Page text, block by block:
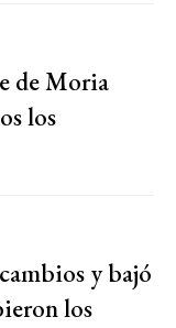
de Moria
los
y bajó
los